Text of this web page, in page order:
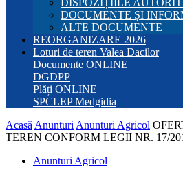
DISPOZIȚIILE
DOCUMENTE ȘI
ALTE DOCUMENTE
REORGANIZARE 2026
Loturi de teren Valea Dacilor
Documente ONLINE
DGDPP
Plăți ONLINE
SPCLEP Medgidia
Acasă Anunturi Anunturi Agricol
TEREN CONFORM LEGII NR. 17/
Anunturi Agricol